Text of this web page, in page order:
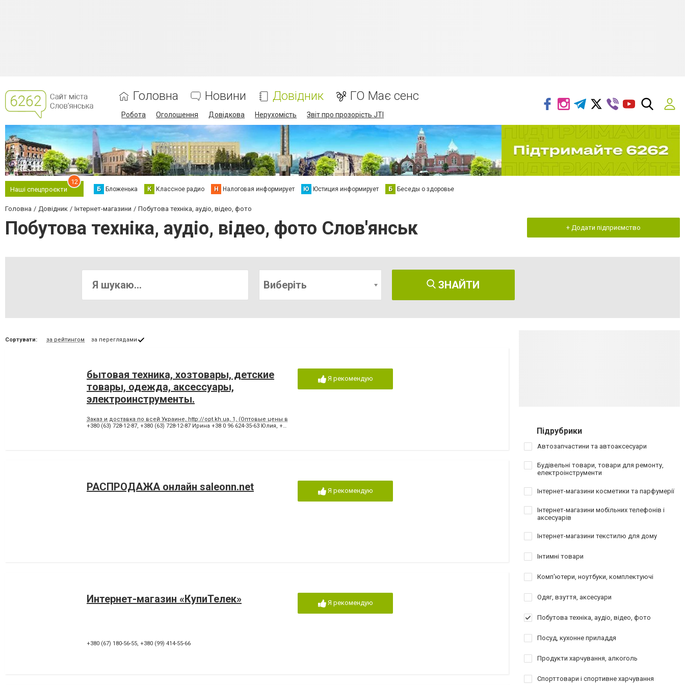
Головна Новини Довідник ГО Має сенс
Робота Оголошення Довідкова Нерухомість Звіт про прозорість JTI
Наші спецпроєкти
12
Б Бложенька К Классное радио Н Налоговая информирует Ю Юстиция информирует Б Беседы о здоровье
Головна Довідник Інтернет-магазини Побутова техніка, аудіо, відео, фото
Побутова техніка, аудіо, відео, фото Слов'янськ + Додати підприємство
Виберіть ЗНАЙТИ
Сортувати: за рейтингом за переглядами
бытовая техника, хозтовары, детские
товары, одежда, аксессуары,
электроинструменты.
Заказ и доставка по всей Украине, http://opt.kh.ua, 1, (Оптовые цены в розницу)
+380 (63) 728-12-87, +380 (63) 728-12-87 Ирина +38 0 96 624-35-63 Юлия, +380 (63) 728-12-87 Ирина +38 0 96 624-35-63 Юлия
Я рекомендую
РАСПРОДАЖА онлайн saleonn.net Я рекомендую
Интернет-магазин «КупиТелек»
+380 (67) 180-56-55, +380 (99) 414-55-66
Я рекомендую
Підрубрики
Автозапчастини та автоаксесуари
Будівельні товари, товари для ремонту,
електроінструменти
Інтернет-магазини косметики та парфумерії
Інтернет-магазини мобільних телефонів і
аксесуарів
Інтернет-магазини текстилю для дому
Інтимні товари
Комп'ютери, ноутбуки, комплектуючі
Одяг, взуття, аксесуари
Побутова техніка, аудіо, відео, фото
Посуд, кухонне приладдя
Продукти харчування, алкоголь
Спорттовари і спортивне харчування